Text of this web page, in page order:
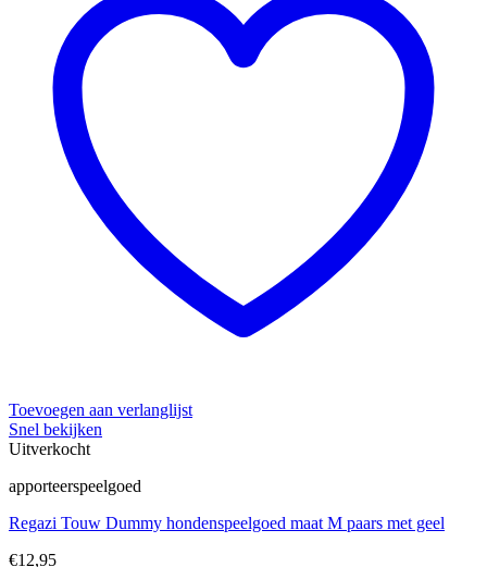
Toevoegen aan verlanglijst
Snel bekijken
Uitverkocht
apporteerspeelgoed
Regazi Touw Dummy hondenspeelgoed maat M paars met geel
€12,95